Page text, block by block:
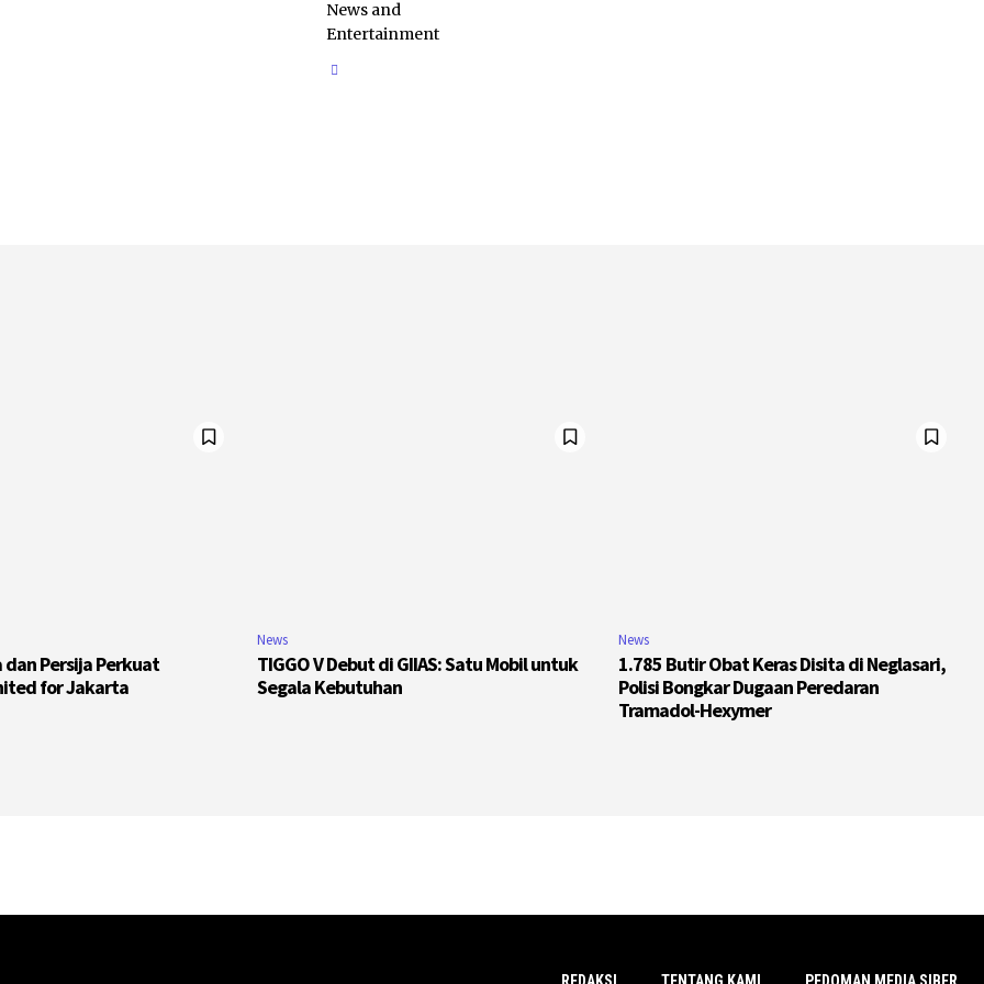
News and
Entertainment
Persija Perkuat
for Jakarta
News
TIGGO V Debut di GIIAS: Satu Mobil untuk
Segala Kebutuhan
News
1.785 Butir Obat Keras Disita di Neglasari,
Polisi Bongkar Dugaan Peredaran
Tramadol-Hexymer